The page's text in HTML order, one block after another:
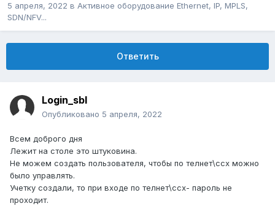
5 апреля, 2022 в Активное оборудование Ethernet, IP, MPLS,
SDN/NFV...
Ответить
Login_sbl
Опубликовано 5 апреля, 2022
Всем доброго дня
Лежит на столе это штуковина.
Не можем создать пользователя, чтобы по телнет\ссх можно
было управлять.
Учетку создали, то при входе по телнет\ссх- пароль не
проходит.